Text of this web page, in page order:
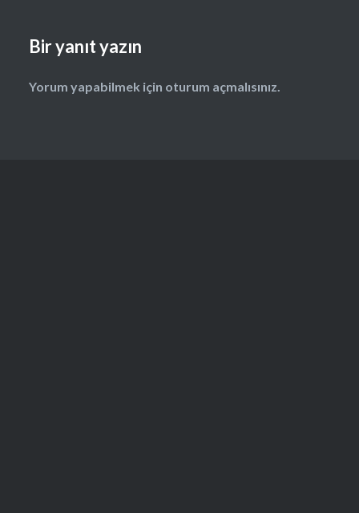
Bir yanıt yazın
Yorum yapabilmek için oturum açmalısınız